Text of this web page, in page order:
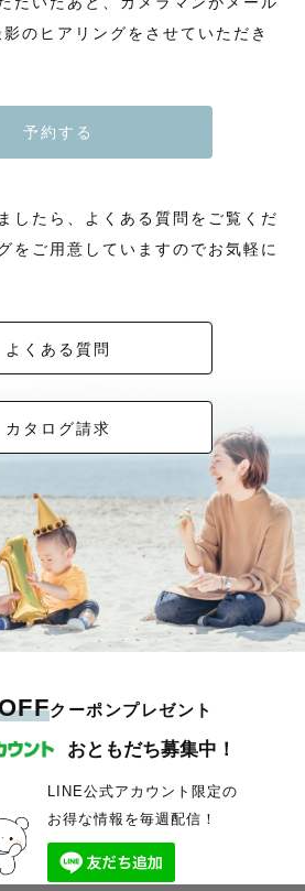
のヒアリングをさせていただき
予約する
したら、よくある質問をご覧くだ
をご用意していますのでお気軽に
よくある質問
カタログ請求
クーポンプレゼント
おともだち募集中！
LINE公式アカウント限定の
お得な情報を毎週配信！